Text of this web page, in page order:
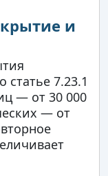
и
7.23.1
— от 30 000
— от